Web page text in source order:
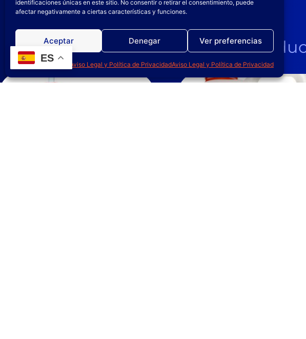
identificaciones únicas en este sitio. No consentir o retirar el consentimiento, puede
afectar negativamente a ciertas características y funciones.
Aceptar Denegar Ver preferencias
Política de cookies Aviso Legal y Política de PrivacidadAviso Legal y Política de Privacidad
ES